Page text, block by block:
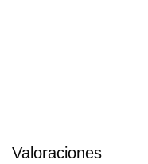
Valoraciones